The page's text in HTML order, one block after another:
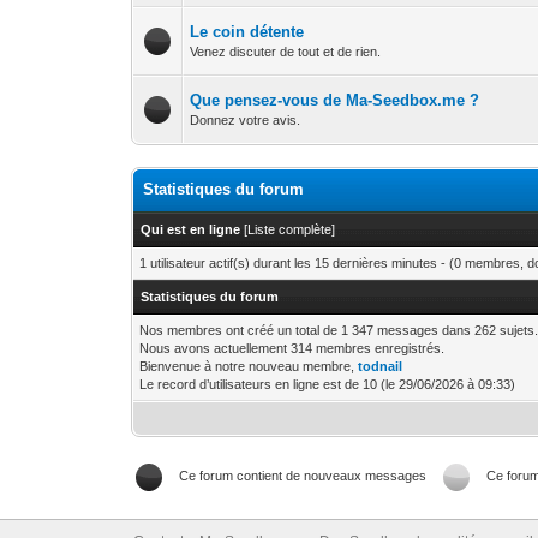
Le coin détente
Venez discuter de tout et de rien.
Que pensez-vous de Ma-Seedbox.me ?
Donnez votre avis.
Statistiques du forum
Qui est en ligne [Liste complète]
1 utilisateur actif(s) durant les 15 dernières minutes - (0 membres,
Statistiques du forum
Nos membres ont créé un total de 1 347 messages dans 262 sujets.
Nous avons actuellement 314 membres enregistrés.
Bienvenue à notre nouveau membre,todnail
Le record d’utilisateurs en ligne est de 10 (le 29/06/2026 à 09:33)
Ce forum contient de nouveaux messages Ce